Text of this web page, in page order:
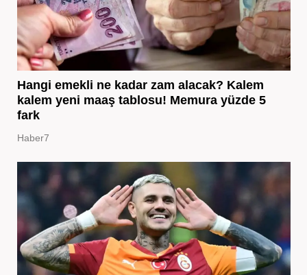
Hangi emekli ne kadar zam alacak? Kalem
kalem yeni maaş tablosu! Memura yüzde 5
fark
Haber7